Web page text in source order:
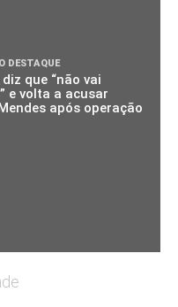
DESTAQUE
que “não vai
e volta a acusar
após operação